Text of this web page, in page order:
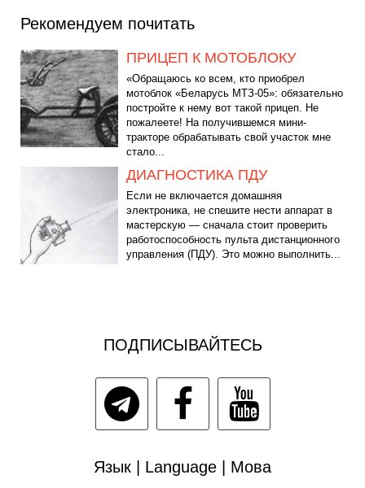
Рекомендуем почитать
ПРИЦЕП К МОТОБЛОКУ
«Обращаюсь ко всем, кто приобрел
мотоблок «Беларусь МТЗ-05»: обязательно
постройте к нему вот такой прицеп. Не
пожалеете! На получившемся мини-
тракторе обрабатывать свой участок мне
стало...
ДИАГНОСТИКА ПДУ
Если не включается домашняя
электроника, не спешите нести аппарат в
мастерскую — сначала стоит проверить
работоспособность пульта дистанционного
управления (ПДУ). Это можно выполнить...
ПОДПИСЫВАЙТЕСЬ
Язык | Language | Мова